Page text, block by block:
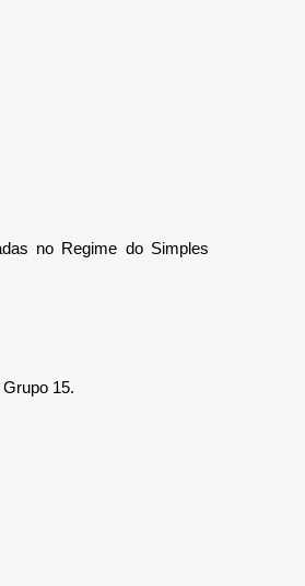
no Regime do Simples
15.